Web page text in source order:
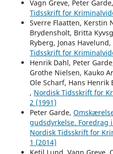
Vagn Greve, Peter Garde,
Tidsskrift for
Sverre Flaatten, Kerstin
Brydensholt, Britta
Ryberg, Jonas Havelund,
Tidsskrift for
Henrik Dahl, Peter
Grothe Nielsen, Kauko
Ole Scharf, Hans Henrik
, Nordisk Tidsskrift for
2 (1991)
Peter Garde,
gudsdyrkelse. Foredrag
Nordisk Tidsskrift for
1 (2014)